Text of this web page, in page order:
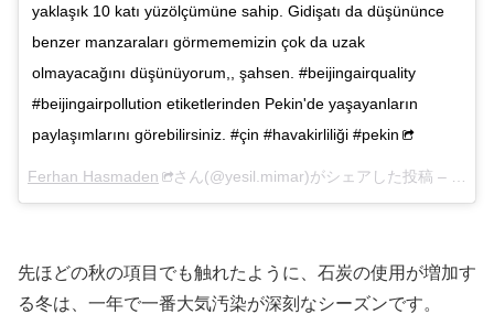
yaklaşık 10 katı yüzölçümüne sahip. Gidişatı da düşününce
benzer manzaraları görmememizin çok da uzak
olmayacağını düşünüyorum,, şahsen. #beijingairquality
#beijingairpollution etiketlerinden Pekin'de yaşayanların
paylaşımlarını görebilirsiniz. #çin #havakirliliği #pekin
Ferhan Hasmaden さん(@yesil.mimar)がシェアした投稿 –
先ほどの秋の項目でも触れたように、石炭の使用が増加す
る冬は、一年で一番大気汚染が深刻なシーズンです。